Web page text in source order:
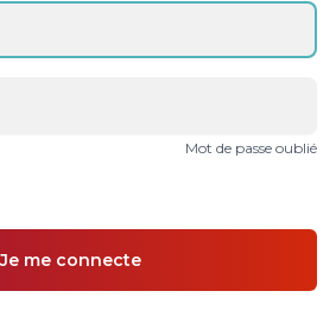
Mot de passe oublié